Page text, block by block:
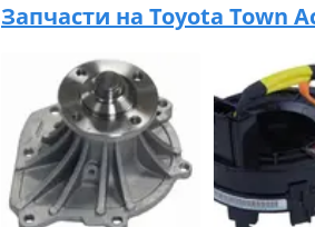
Запчасти на Toyota Town